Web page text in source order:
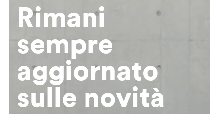
Rimani
sempre
aggiornato
sulle novità